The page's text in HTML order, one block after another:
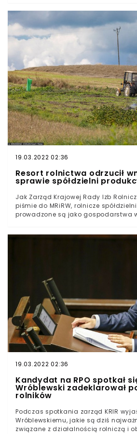
- Ilość zapraw wydatkowana na
siewnego rzepaku jest niewielka w
insektycydów i fungicydów, które
nalistnie w celu ochrony upraw
patogenami i szkodnikami, jeśli nie
zaprawionych nasion - informował
Zapraszamy do obejrzenia naszego
Zdaniem Zarządu Krajowej Rady Izb
konsekwencji negatywnie
otoczenie.
19.03.2022 02:36
Resort rolnictwa odrzucił
sprawie spółdzielni
Jak Zarząd Krajowej Rady Izb
piśmie do MRiRW, rolnicze
prowadzone są jako gospodarstwa
jednego członka przypada mniej
w to dzierżawę). Co więcej, zdaniem
produkcyjne prowadzone, jako
wielorodzinne powinny mieć
pieniędzy przeznaczonych na
Obszarów Wiejskich. Jak
funduszach przeznaczonych na
gospodarstw. Zapraszamy do
materiału wideo:
19.03.2022 02:36
Kandydat na RPO spotkał
Wróblewski zadeklarował
rolników
Podczas spotkania zarząd KRIR
Wróblewskiemu, jakie są dziś
związane z działalnością rolniczą i